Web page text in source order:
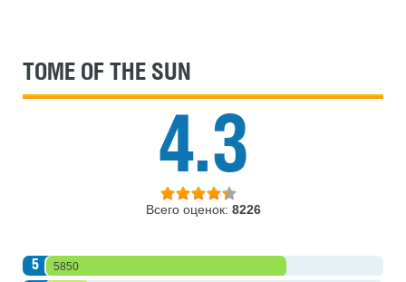
TOME OF THE SUN
4.3
Всего оценок: 8226
5 5850